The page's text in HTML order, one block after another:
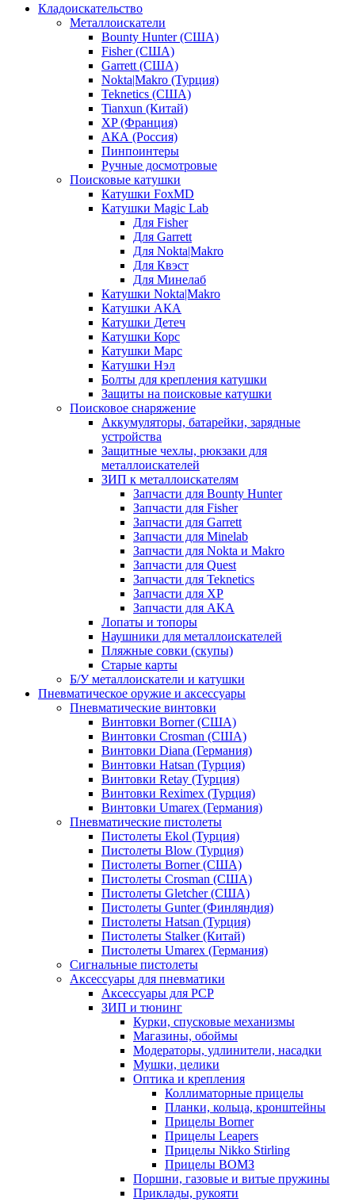
Кладоискательство
Металлоискатели
Bounty Hunter (США)
Fisher (США)
Garrett (США)
Nokta|Makro (Турция)
Teknetics (США)
Tianxun (Китай)
XP (Франция)
АКА (Россия)
Пинпоинтеры
Ручные досмотровые
Поисковые катушки
Катушки FoxMD
Катушки Magic Lab
Для Fisher
Для Garrett
Для Nokta|Makro
Для Квэст
Для Минелаб
Катушки Nokta|Makro
Катушки АКА
Катушки Детеч
Катушки Корс
Катушки Марс
Катушки Нэл
Болты для крепления катушки
Защиты на поисковые катушки
Поисковое снаряжение
Аккумуляторы, батарейки, зарядные
устройства
Защитные чехлы, рюкзаки для
металлоискателей
ЗИП к металлоискателям
Запчасти для Bounty Hunter
Запчасти для Fisher
Запчасти для Garrett
Запчасти для Minelab
Запчасти для Nokta и Makro
Запчасти для Quest
Запчасти для Teknetics
Запчасти для XP
Запчасти для АКА
Лопаты и топоры
Наушники для металлоискателей
Пляжные совки (скупы)
Старые карты
Б/У металлоискатели и катушки
Пневматическое оружие и аксессуары
Пневматические винтовки
Винтовки Borner (США)
Винтовки Crosman (США)
Винтовки Diana (Германия)
Винтовки Hatsan (Турция)
Винтовки Retay (Турция)
Винтовки Reximex (Турция)
Винтовки Umarex (Германия)
Пневматические пистолеты
Пистолеты Ekol (Турция)
Пистолеты Blow (Турция)
Пистолеты Borner (США)
Пистолеты Crosman (США)
Пистолеты Gletcher (США)
Пистолеты Gunter (Финляндия)
Пистолеты Hatsan (Турция)
Пистолеты Stalker (Китай)
Пистолеты Umarex (Германия)
Сигнальные пистолеты
Аксессуары для пневматики
Аксессуары для PCP
ЗИП и тюнинг
Курки, спусковые механизмы
Магазины, обоймы
Модераторы, удлинители, насадки
Мушки, целики
Оптика и крепления
Коллиматорные прицелы
Планки, кольца, кронштейны
Прицелы Borner
Прицелы Leapers
Прицелы Nikko Stirling
Прицелы ВОМЗ
Поршни, газовые и витые пружины
Приклады, рукояти